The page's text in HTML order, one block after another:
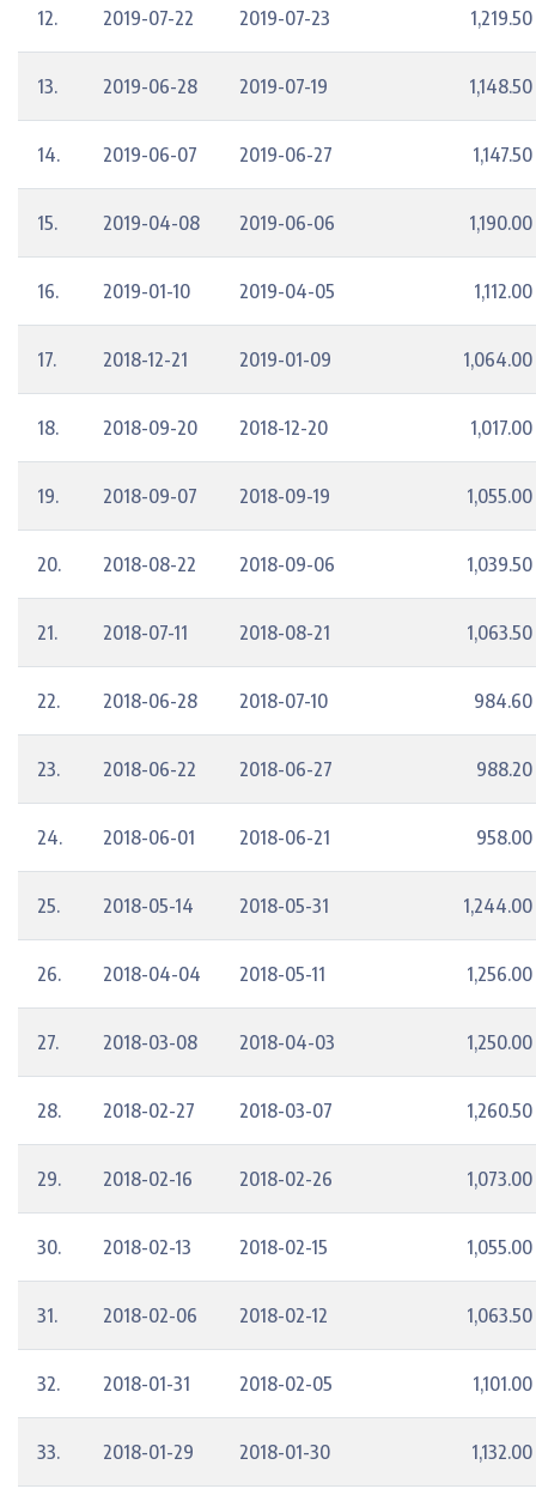
12. 2019-07-22 2019-07-23 1,219.50
13. 2019-06-28 2019-07-19 1,148.50
14. 2019-06-07 2019-06-27 1,147.50
15. 2019-04-08 2019-06-06 1,190.00
16. 2019-01-10 2019-04-05 1,112.00
17. 2018-12-21 2019-01-09 1,064.00
18. 2018-09-20 2018-12-20 1,017.00
19. 2018-09-07 2018-09-19 1,055.00
20. 2018-08-22 2018-09-06 1,039.50
21. 2018-07-11 2018-08-21 1,063.50
22. 2018-06-28 2018-07-10 984.60
23. 2018-06-22 2018-06-27 988.20
24. 2018-06-01 2018-06-21 958.00
25. 2018-05-14 2018-05-31 1,244.00
26. 2018-04-04 2018-05-11 1,256.00
27. 2018-03-08 2018-04-03 1,250.00
28. 2018-02-27 2018-03-07 1,260.50
29. 2018-02-16 2018-02-26 1,073.00
30. 2018-02-13 2018-02-15 1,055.00
31. 2018-02-06 2018-02-12 1,063.50
32. 2018-01-31 2018-02-05 1,101.00
33. 2018-01-29 2018-01-30 1,132.00